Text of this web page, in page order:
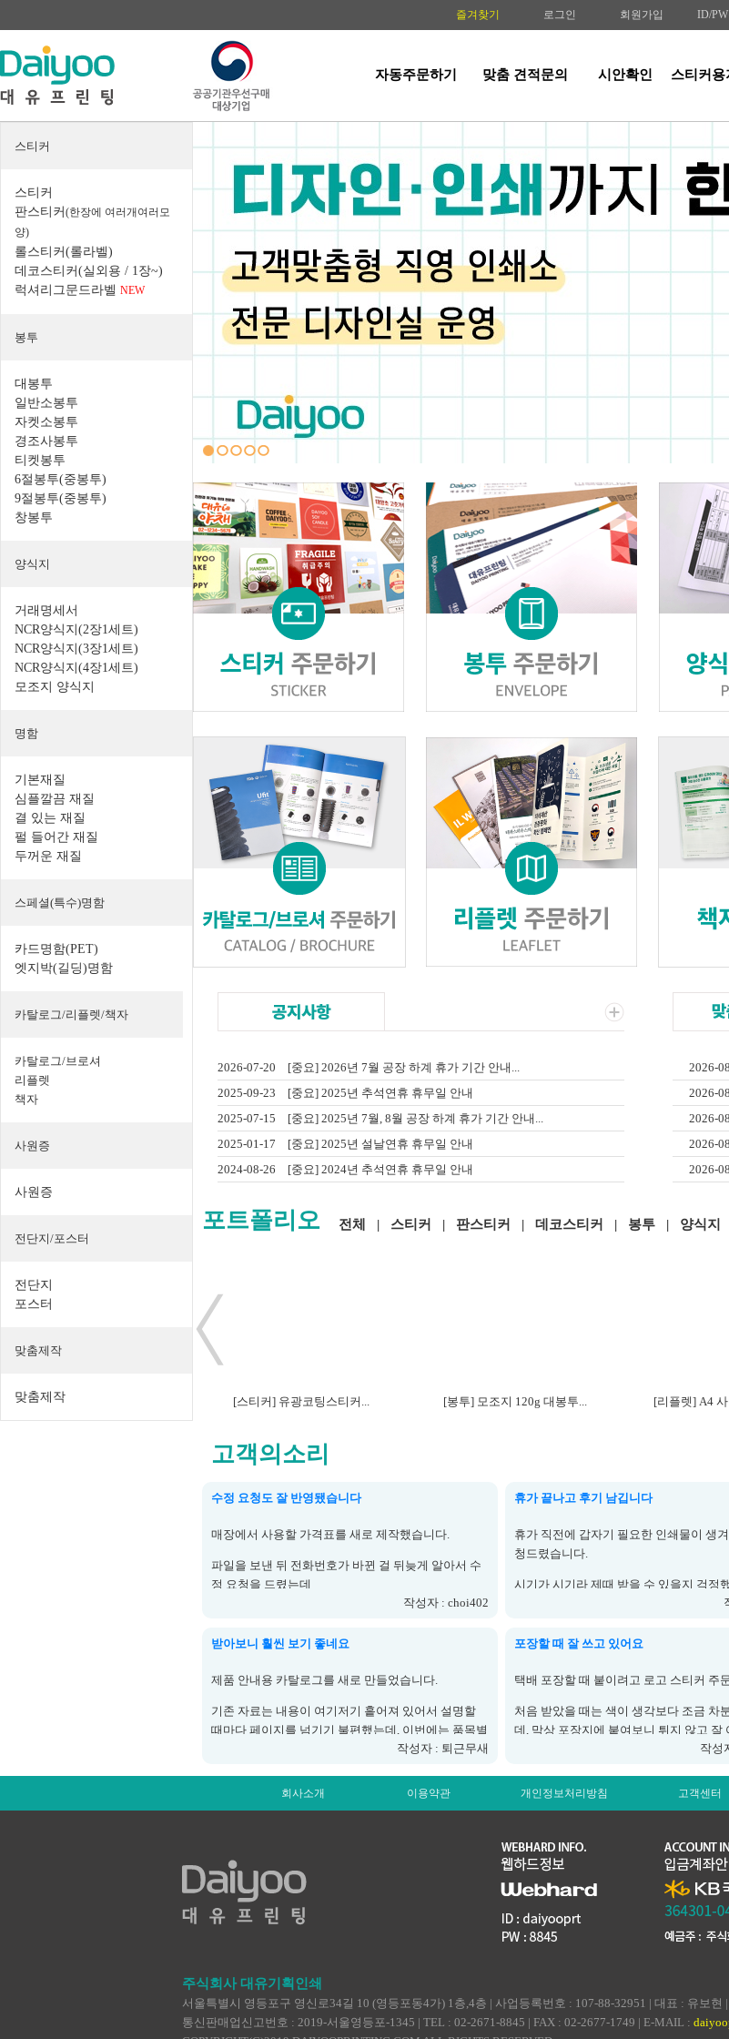
즐겨찾기 로그인 회원가입 ID/PW
자동주문하기 맞춤 견적문의 시안확인 스티커
스티커
스티커
판스티커 (한장에 여러개여러모
양)
롤스티커(롤라벨)
데코스티커(실외용 / 1장~)
럭셔리그문드라벨 NEW
봉투
대봉투
일반소봉투
자켓소봉투
경조사봉투
티켓봉투
6절봉투(중봉투)
9절봉투(중봉투)
창봉투
양식지
거래명세서
NCR양식지(2장1세트)
NCR양식지(3장1세트)
NCR양식지(4장1세트)
모조지 양식지
명함
기본재질
심플깔끔 재질
결 있는 재질
펄 들어간 재질
두꺼운 재질
스페셜(특수)명함
카드명함(PET)
엣지박(길딩)명함
카탈로그/리플렛/책자
카탈로그/브로셔
리플렛
책자
사원증
사원증
전단지/포스터
전단지
포스터
맞춤제작
맞춤제작
2026-07-20
[중요] 2026년 7월 공장 하계 휴가 기간 안내...
2025-09-23
[중요] 2025년 추석연휴 휴무일 안내
2025-07-15
[중요] 2025년 7월, 8월 공장 하계 휴가 기간 안내...
2025-01-17
[중요] 2025년 설날연휴 휴무일 안내
2024-08-26
[중요] 2024년 추석연휴 휴무일 안내
2026-
2026-
2026-
2026-
2026-
포트폴리오 전체 | 스티커 | 판스티커 | 데코스티커 | 봉투 | 양식지
[명함] 크라프트250g... [스티커] 유광코팅스티커... [봉투] 모조지 120g 대봉투... [리플렛] A4
고객의소리
수정 요청도 잘 반영됐습니다
매장에서 사용할 가격표를 새로 제작했습니다.
파일을 보낸 뒤 전화번호가 바뀐 걸 뒤늦게 알아서 수
정 요청을 드렸는데
종이가 너무 번들거리지 않아 글씨도 잘 보이고 재단
받아서 바로 매대에 꽂아 사용했습니다.
작성자 : choi402
휴가 끝나고 후기 남깁니다
휴가 직전에 갑자기 필요한 인쇄물이 생
청드렸습니다.
시기가 시기라 제때 받을 수 있을지 걱정
내주셔서 행사 때 잘 사용했습니다.
급한 요청이었는데 신경 써주셔서 감사합
받아보니 훨씬 보기 좋네요
제품 안내용 카탈로그를 새로 만들었습니다.
기존 자료는 내용이 여기저기 흩어져 있어서 설명할
때마다 페이지를 넘기기 불편했는데, 이번에는 품목별
로 정리해서 제작하니 훨씬 보기 편하네요.
표지 색도 너무 진하지 않게 잘 나왔고 사진도 흐릿하
지 않았습니다. 상담할 때 바로 꺼내 쓰기 좋아 만족합
작성자 : 퇴근무새
포장할 때 잘 쓰고 있어요
택배 포장할 때 붙이려고 로고 스티커 주
처음 받았을 때는 색이 생각보다 조금 차
데, 막상 포장지에 붙여보니 튀지 않고 잘
때마다 잘 쓰고 있습니다.
다 사용하면 같은 디자인으로 다시 주문
작성
회사소개 이용약관 개인정보처리방침 고객센터
주식회사 대유기획인쇄
서울특별시 영등포구 영신로34길 10 (영등포동4가) 1층,4층 | 사업등록번호 : 107-88-32951 | 대표 : 유보현
통신판매업신고번호 : 2019-서울영등포-1345 | TEL : 02-2671-8845 | FAX : 02-2677-1749 | E-MAIL :